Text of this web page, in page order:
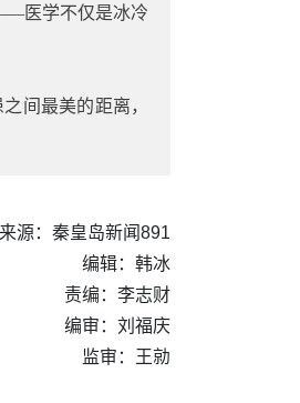
医学不仅是冰冷
间最美的距离，
来源：秦皇岛新闻891
编辑：韩冰
责编：李志财
编审：刘福庆
监审：王勍